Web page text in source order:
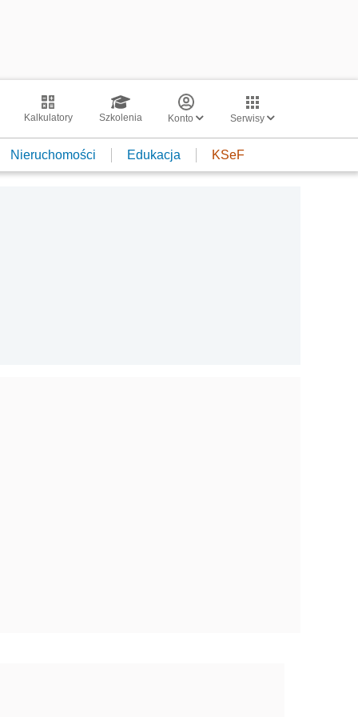
Kalkulatory Szkolenia Konto Serwisy
Nieruchomości Edukacja KSeF